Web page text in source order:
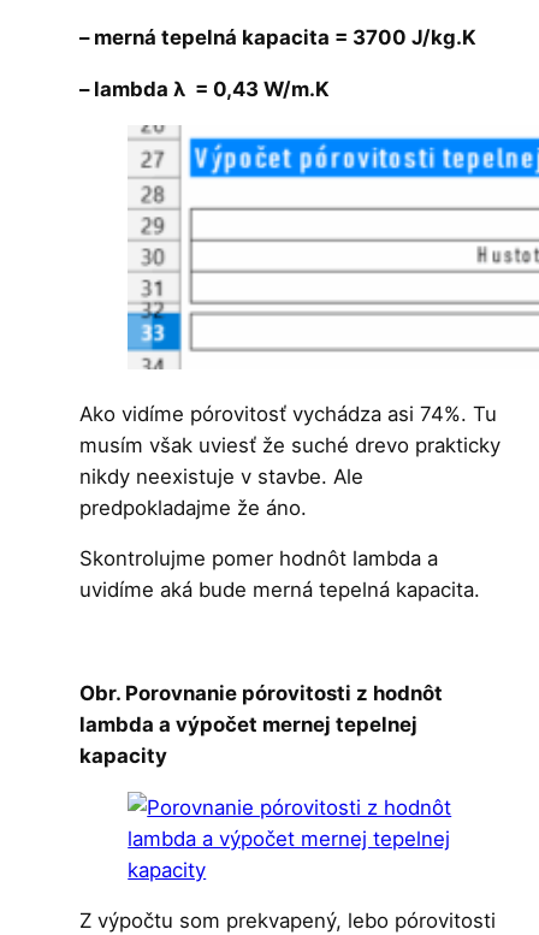
– merná tepelná kapacita = 3700 J/kg.K
– lambda λ = 0,43 W/m.K
Ako vidíme pórovitosť vychádza asi 74%. Tu
musím však uviesť že suché drevo prakticky
nikdy neexistuje v stavbe. Ale
predpokladajme že áno.
Skontrolujme pomer hodnôt lambda a
uvidíme aká bude merná tepelná kapacita.
Obr. Porovnanie pórovitosti z hodnôt
lambda a výpočet mernej tepelnej
kapacity
Z výpočtu som prekvapený, lebo pórovitosti